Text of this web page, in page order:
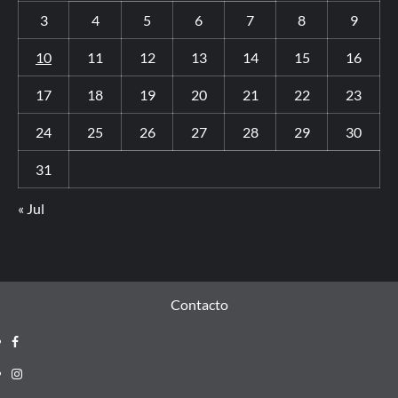
3 4 5 6 7 8 9
10 11 12 13 14 15 16
17 18 19 20 21 22 23
24 25 26 27 28 29 30
31
« Jul
Contacto